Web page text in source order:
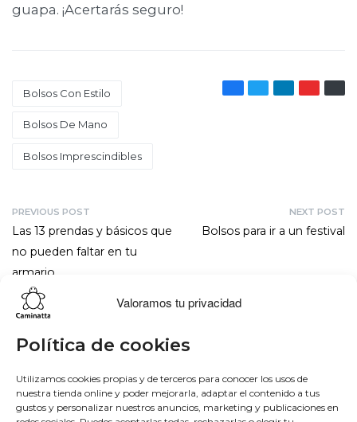
Valoramos tu privacidad
Política de cookies
Utilizamos cookies propias y de terceros para conocer los usos de
nuestra tienda online y poder mejorarla, adaptar el contenido a tus
gustos y personalizar nuestros anuncios, marketing y publicaciones en
guapa. ¡Acertarás seguro!
Bolsos Con Estilo
Bolsos De Mano
Bolsos Imprescindibles
PREVIOUS POST
Las 13 prendas y básicos que
no pueden faltar en tu
armario
NEXT POST
Bolsos para ir a un festival
Bowling
Hobo
Monedero
Sobre nosotros
50 aniversario
Únete al equipo
Facebook
Instagram
Twitter